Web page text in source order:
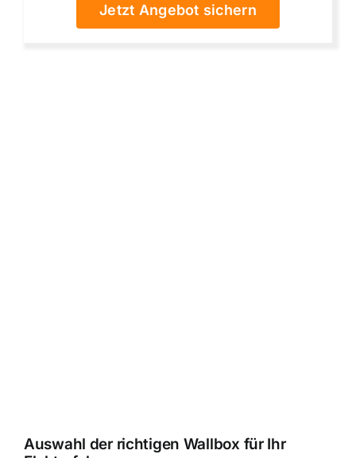
Jetzt Angebot sichern
Auswahl der richtigen Wallbox für Ihr